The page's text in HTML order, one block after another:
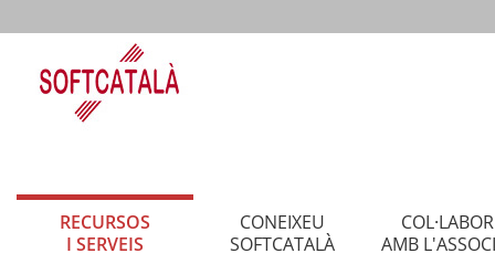
RECURSOS
I SERVEIS
CONEIXEU
SOFTCATALÀ
AMB